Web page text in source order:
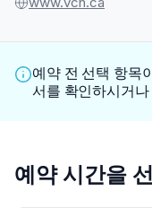
예약 전 선택 항목
서를 확인하시거
예약 시간을